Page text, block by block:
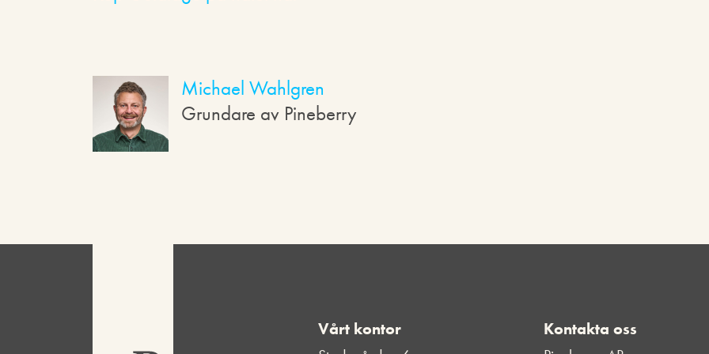
Michael Wahlgren
Grundare av Pineberry
Vårt kontor
Kontakta oss